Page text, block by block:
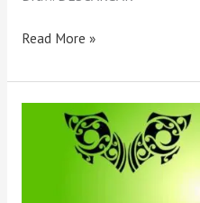
Read More »
Descargar